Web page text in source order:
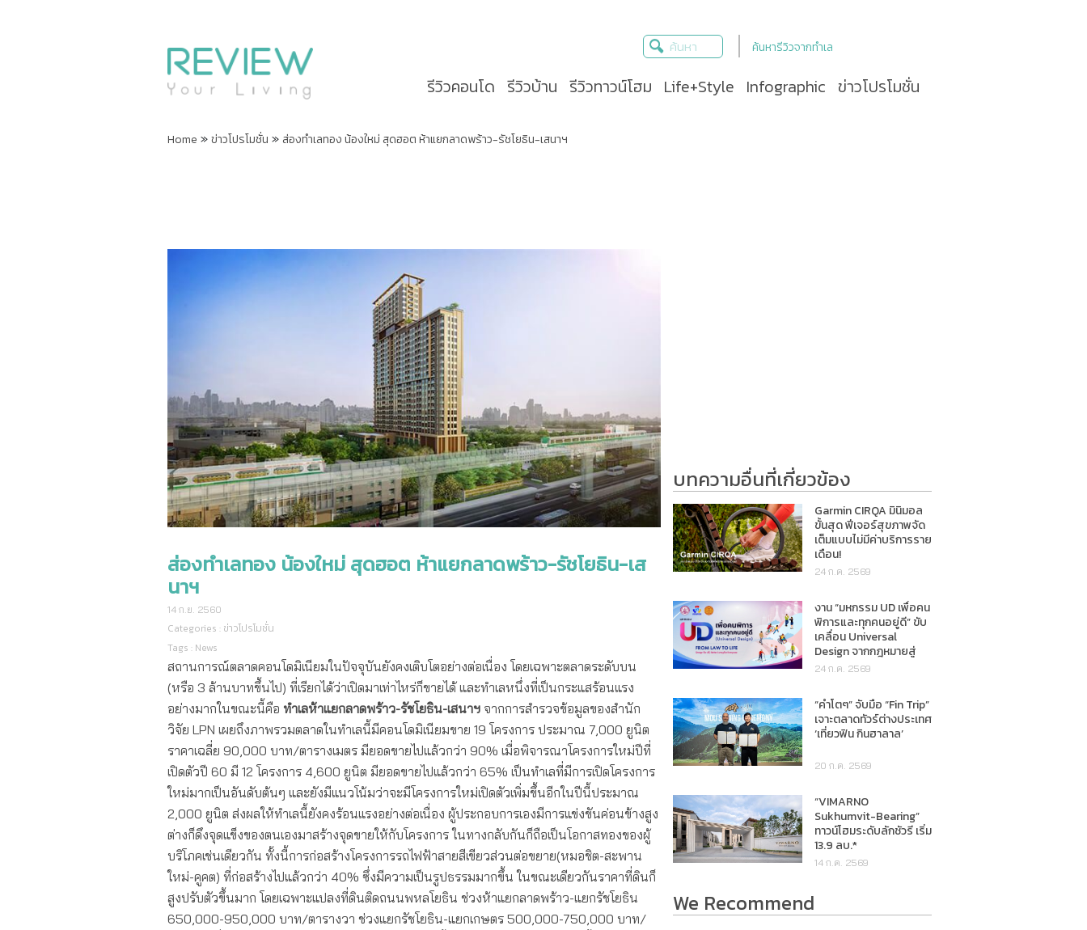
ค้นหารีวิวจากทำเล
รีวิวคอนโด รีวิวบ้าน รีวิวทาวน์โฮม Life+Style Infographic ข่าวโปรโมชั่น
Home »ข่าวโปรโมชั่น » ส่องทำเลทอง น้องใหม่ สุดฮอต ห้าแยกลาดพร้าว-รัชโยธิน-เสนาฯ
ส่องทำเลทอง น้องใหม่ สุดฮอต ห้าแยกลาดพร้าว-รัชโยธิน-เส
นาฯ
14 ก.ย. 2560
Categories : ข่าวโปรโมชั่น
Tags : News
สถานการณ์ตลาดคอนโดมิเนียมในปัจจุบันยังคงเติบโตอย่างต่อเนื่อง โดยเฉพาะตลาดระดับบน
(หรือ 3 ล้านบาทขึ้นไป) ที่เรียกได้ว่าเปิดมาเท่าไหร่ก็ขายได้ และทำเลหนึ่งที่เป็นกระแสร้อนแรง
อย่างมากในขณะนี้คือ ทำเลห้าแยกลาดพร้าว-รัชโยธิน-เสนาฯ จากการสำรวจข้อมูลของสำนัก
วิจัย LPN เผยถึงภาพรวมตลาดในทำเลนี้มีคอนโดมิเนียมขาย 19 โครงการ ประมาณ 7,000 ยูนิต
ราคาเฉลี่ย 90,000 บาท/ตารางเมตร มียอดขายไปแล้วกว่า 90% เมื่อพิจารณาโครงการใหม่ปีที่
เปิดตัวปี 60 มี 12 โครงการ 4,600 ยูนิต มียอดขายไปแล้วกว่า 65% เป็นทำเลที่มีการเปิดโครงการ
ใหม่มากเป็นอันดับต้นๆ และยังมีแนวโน้มว่าจะมีโครงการใหม่เปิดตัวเพิ่มขึ้นอีกในปีนี้ประมาณ
2,000 ยูนิต ส่งผลให้ทำเลนี้ยังคงร้อนแรงอย่างต่อเนื่อง ผู้ประกอบการเองมีการแข่งขันค่อนข้างสูง
ต่างก็ดึงจุดแข็งของตนเองมาสร้างจุดขายให้กับโครงการ ในทางกลับกันก็ถือเป็นโอกาสทองของผู้
บริโภคเช่นเดียวกัน ทั้งนี้การก่อสร้างโครงการรถไฟฟ้าสายสีเขียวส่วนต่อขยาย(หมอชิต-สะพาน
ใหม่-คูคต) ที่ก่อสร้างไปแล้วกว่า 40% ซึ่งมีความเป็นรูปธรรมมากขึ้น ในขณะเดียวกันราคาที่ดินก็
สูงปรับตัวขึ้นมาก โดยเฉพาะแปลงที่ดินติดถนนพหลโยธิน ช่วงห้าแยกลาดพร้าว-แยกรัชโยธิน
650,000-950,000 บาท/ตารางวา ช่วงแยกรัชโยธิน-แยกเกษตร 500,000-750,000 บาท/
บทความอื่นที่เกี่ยวข้อง
Garmin CIRQA มินิมอล
ขั้นสุด ฟีเจอร์สุขภาพจัด
เต็มแบบไม่มีค่าบริการราย
เดือน!
24 ก.ค. 2569
งาน “มหกรรม UD เพื่อคน
พิการและทุกคนอยู่ดี” ขับ
เคลื่อน Universal
Design จากกฎหมายสู่
การใช้ชีวิตจริง
24 ก.ค. 2569
“คำโตๆ” จับมือ “Fin Trip”
เจาะตลาดทัวร์ต่างประเทศ
‘เที่ยวฟิน กินฮาลาล’
20 ก.ค. 2569
“VIMARNO
Sukhumvit-Bearing”
ทาวน์โฮมระดับลักชัวรี เริ่ม
13.9 ลบ.*
14 ก.ค. 2569
We Recommend